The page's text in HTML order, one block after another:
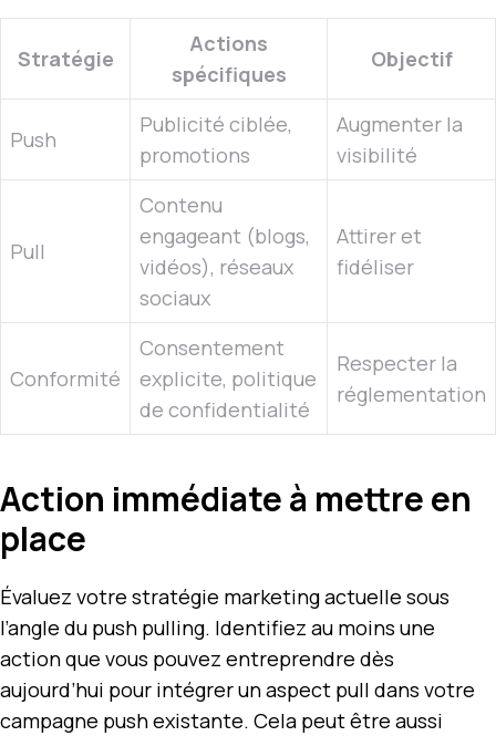
Stratégie
Actions
spécifiques
Objectif
Push
Publicité ciblée,
promotions
Augmenter la
visibilité
Pull
Contenu
engageant (blogs,
vidéos), réseaux
sociaux
Attirer et
fidéliser
Conformité
Consentement
explicite, politique
de confidentialité
Respecter la
réglementation
Action immédiate à mettre en
place
Évaluez votre stratégie marketing actuelle sous
l’angle du push pulling. Identifiez au moins une
action que vous pouvez entreprendre dès
aujourd’hui pour intégrer un aspect pull dans votre
campagne push existante. Cela peut être aussi